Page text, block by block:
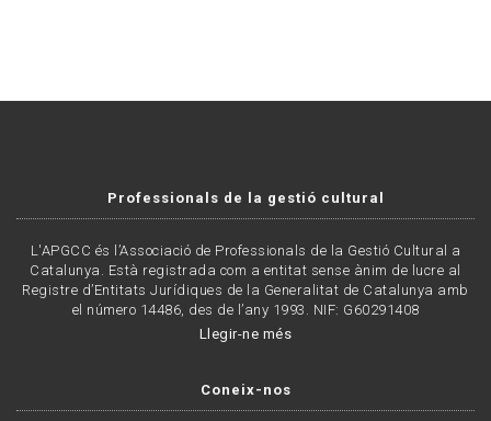
Professionals de la gestió cultural
L'APGCC és l’Associació de Professionals de la Gestió Cultural a
Catalunya. Està registrada com a entitat sense ànim de lucre al
Registre d’Entitats Jurídiques de la Generalitat de Catalunya amb
el número 14486, des de l’any 1993. NIF: G60291408
Llegir-ne més
Coneix-nos